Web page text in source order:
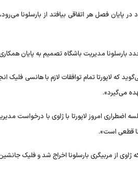
در پایان فصل هر اتفاقی بیافتد از بارسلونا
بارسلونا مدیریت باشگاه تصمیم به پایان
که لاپورتا تمام توافقات لازم با هانسی
می‌گیرد».
اضطراری امروز لاپورتا با ژاوی با درخواست
قطعی است».
ژاوی از مربیگری بارسلونا اخراج شد و فلیک